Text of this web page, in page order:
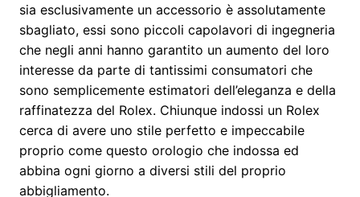
sia esclusivamente un accessorio è assolutamente
sbagliato, essi sono piccoli capolavori di ingegneria
che negli anni hanno garantito un aumento del loro
interesse da parte di tantissimi consumatori che
sono semplicemente estimatori dell’eleganza e della
raffinatezza del Rolex. Chiunque indossi un Rolex
cerca di avere uno stile perfetto e impeccabile
proprio come questo orologio che indossa ed
abbina ogni giorno a diversi stili del proprio
abbigliamento.